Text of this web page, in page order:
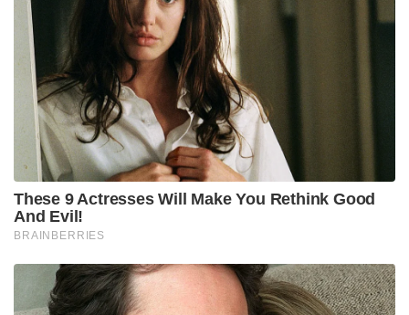
These 9 Actresses Will Make You Rethink Good
And Evil!
BRAINBERRIES